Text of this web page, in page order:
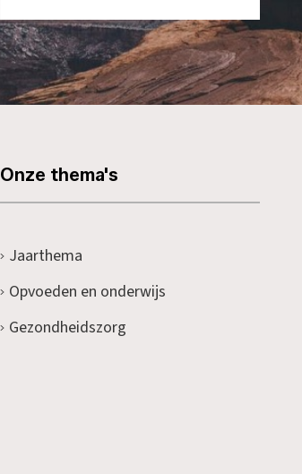
Onze thema's
Jaarthema
Opvoeden en onderwijs
Gezondheidszorg